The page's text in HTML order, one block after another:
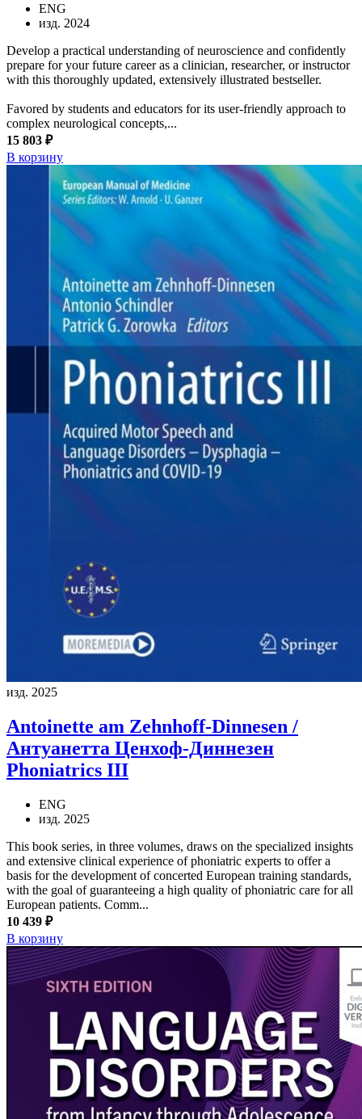
ENG
изд. 2024
Develop a practical understanding of neuroscience and confidently
prepare for your future career as a clinician, researcher, or instructor
with this thoroughly updated, extensively illustrated bestseller.
Favored by students and educators for its user-friendly approach to
complex neurological concepts,...
15 803 ₽
В корзину
изд. 2025
Antoinette am Zehnhoff-Dinnesen /
Антуанетта Ценхоф-Диннезен
Phoniatrics III
ENG
изд. 2025
This book series, in three volumes, draws on the specialized insights
and extensive clinical experience of phoniatric experts to offer a
basis for the development of concerted European training standards,
with the goal of guaranteeing a high quality of phoniatric care for all
European patients. Comm...
10 439 ₽
В корзину